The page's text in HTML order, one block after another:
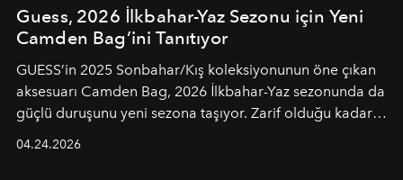
Guess, 2026 İlkbahar-Yaz Sezonu için Yeni
Camden Bag’ini Tanıtıyor
GUESS’in 2025 Sonbahar/Kış koleksiyonunun öne çıkan
aksesuarı Camden Bag, 2026 İlkbahar-Yaz sezonunda da
güçlü duruşunu yeni sezona taşıyor. Zarif olduğu kadar
04.24.2026